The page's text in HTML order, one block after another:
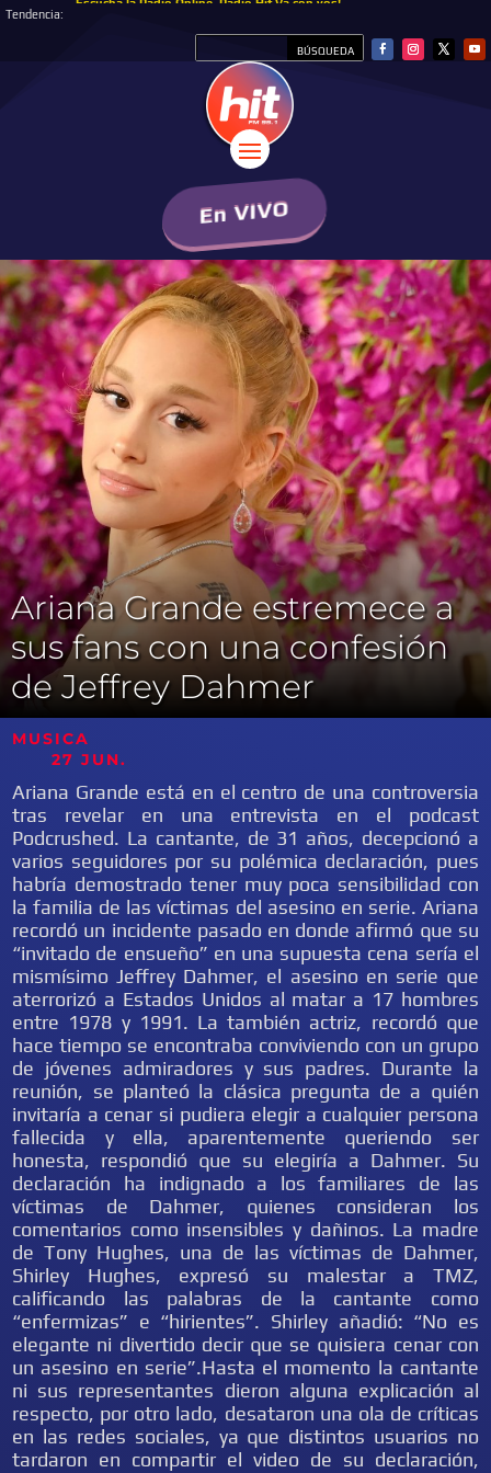
Tendencia:
Nuevo Ranking HitBol de la semana #hitbol
En VIVO
Ariana Grande estremece a
sus fans con una confesión
de Jeffrey Dahmer
MUSICA
27 JUN.
Ariana Grande está en el centro de una controversia
tras revelar en una entrevista en el podcast
Podcrushed. La cantante, de 31 años, decepcionó a
varios seguidores por su polémica declaración, pues
habría demostrado tener muy poca sensibilidad con
la familia de las víctimas del asesino en serie. Ariana
recordó un incidente pasado en donde afirmó que su
“invitado de ensueño” en una supuesta cena sería el
mismísimo Jeffrey Dahmer, el asesino en serie que
aterrorizó a Estados Unidos al matar a 17 hombres
entre 1978 y 1991. La también actriz, recordó que
hace tiempo se encontraba conviviendo con un grupo
de jóvenes admiradores y sus padres. Durante la
reunión, se planteó la clásica pregunta de a quién
invitaría a cenar si pudiera elegir a cualquier persona
fallecida y ella, aparentemente queriendo ser
honesta, respondió que su elegiría a Dahmer. Su
declaración ha indignado a los familiares de las
víctimas de Dahmer, quienes consideran los
comentarios como insensibles y dañinos. La madre
de Tony Hughes, una de las víctimas de Dahmer,
Shirley Hughes, expresó su malestar a TMZ,
calificando las palabras de la cantante como
“enfermizas” e “hirientes”. Shirley añadió: “No es
elegante ni divertido decir que se quisiera cenar con
un asesino en serie”.Hasta el momento la cantante
ni sus representantes dieron alguna explicación al
respecto, por otro lado, desataron una ola de críticas
en las redes sociales, ya que distintos usuarios no
tardaron en compartir el video de su declaración,